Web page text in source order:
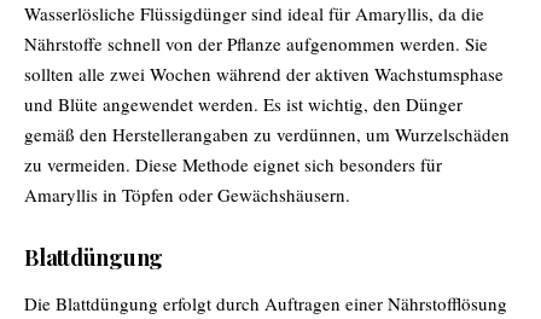
Wasserlösliche Flüssigdünger sind ideal für Amaryllis, da die
Nährstoffe schnell von der Pflanze aufgenommen werden. Sie
sollten alle zwei Wochen während der aktiven Wachstumsphase
und Blüte angewendet werden. Es ist wichtig, den Dünger
gemäß den Herstellerangaben zu verdünnen, um Wurzelschäden
zu vermeiden. Diese Methode eignet sich besonders für
Amaryllis in Töpfen oder Gewächshäusern.
Blattdüngung
Die Blattdüngung erfolgt durch Auftragen einer Nährstofflösung